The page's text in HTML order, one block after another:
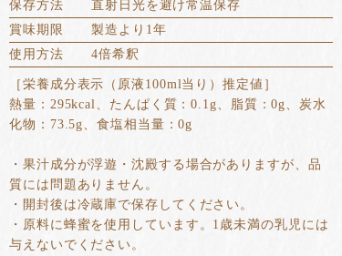
保存方法
直射日光を避け常温保存
賞味期限
製造より1年
使用方法
4倍希釈
［栄養成分表示（原液100ml当り）推定値］
熱量：295kcal、たんぱく質：0.1g、脂質：0g、炭水
化物：73.5g、食塩相当量：0g
・果汁成分が浮遊・沈殿する場合がありますが、品
質には問題ありません。
・開封後は冷蔵庫で保存してください。
・原料に蜂蜜を使用しています。1歳未満の乳児には
与えないでください。